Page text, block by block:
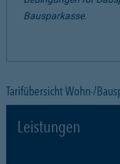
Bausparkasse.
Tarifübersicht Wohn-/
Leistungen